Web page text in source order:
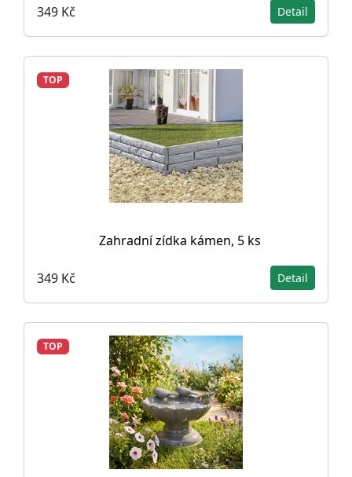
349 Kč Detail
TOP
Zahradní zídka kámen, 5 ks
349 Kč Detail
TOP